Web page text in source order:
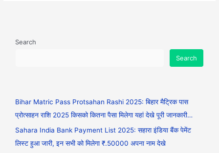
Search
Search
Bihar Matric Pass Protsahan Rashi 2025: बिहार मैट्रिक पास
प्रोत्साहन राशि 2025 किसको कितना पैसा मिलेगा यहां देखे पूरी जानकारी…
Sahara India Bank Payment List 2025: सहारा इंडिया बैंक पेमेंट
लिस्ट हुआ जारी, इन सभी को मिलेगा ₹.50000 अपना नाम देखे